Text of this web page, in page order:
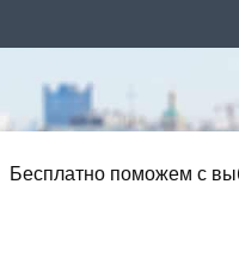
Бесплатно поможем с